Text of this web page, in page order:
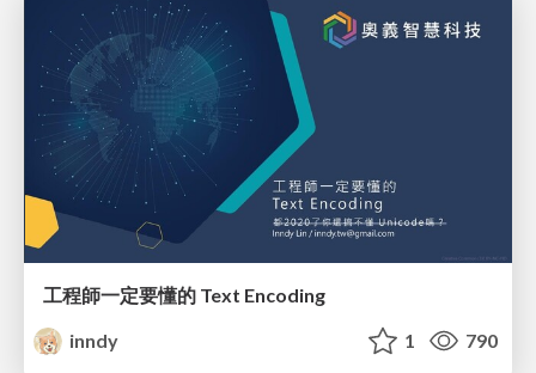
工程師一定要懂的 Text Encoding
inndy
1 790